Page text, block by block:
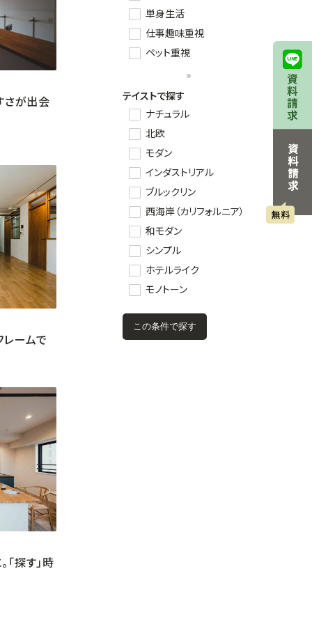
単身生活
仕事趣味重視
ペット重視
テイストで探す
ナチュラル
北欧
モダン
インダストリアル
ブルックリン
西海岸（カリフォルニア）
和モダン
シンプル
ホテルライク
モノトーン
さが出会
レームで
探す」時